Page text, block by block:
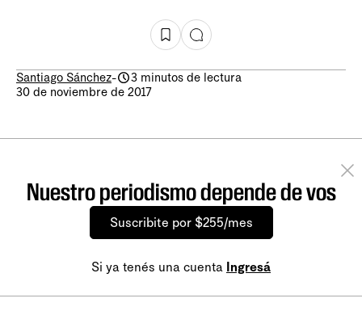
Santiago Sánchez-
3 minutos de lectura
30 de noviembre de 2017
Nuestro periodismo depende de vos
Suscribite por $255/mes
Si ya tenés una cuenta Ingresá